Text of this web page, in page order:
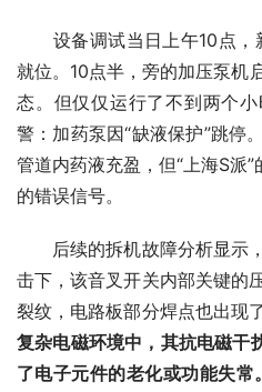
设备调试当日上午10点，
就位。10点半，旁的加压泵机
态。但仅仅运行了不到两个
警：加药泵因“缺液保护”跳停
管道内药液充盈，但“上海S派
的错误信号。
后续的拆机故障分析显示
击下，该音叉开关内部关键的
裂纹，电路板部分焊点也出现
复杂电磁环境中，其抗电磁干
了电子元件的老化或功能失常。